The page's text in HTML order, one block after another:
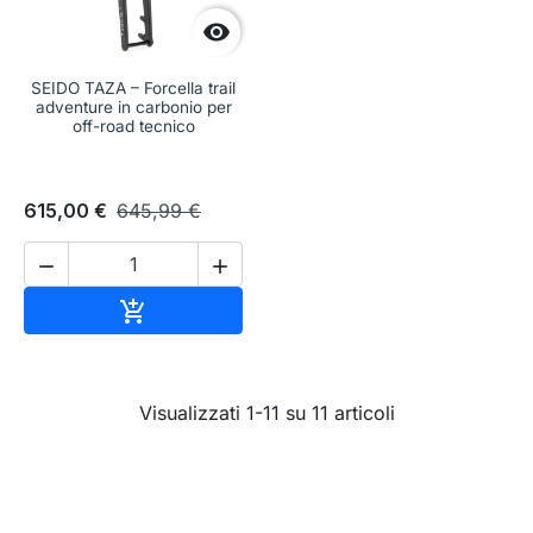

SEIDO TAZA – Forcella trail
adventure in carbonio per
off-road tecnico
615,00 € 645,99 €
 

Visualizzati 1-11 su 11 articoli